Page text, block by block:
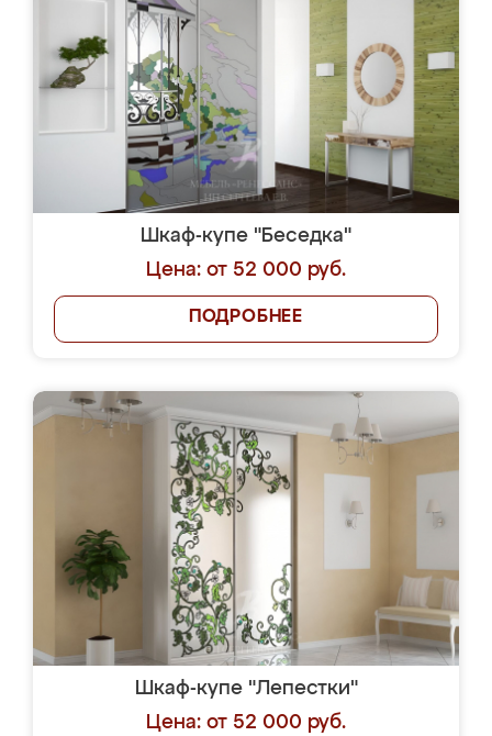
Шкаф-купе "Беседка"
Цена: от 52 000 руб.
ПОДРОБНЕЕ
Шкаф-купе "Лепестки"
Цена: от 52 000 руб.